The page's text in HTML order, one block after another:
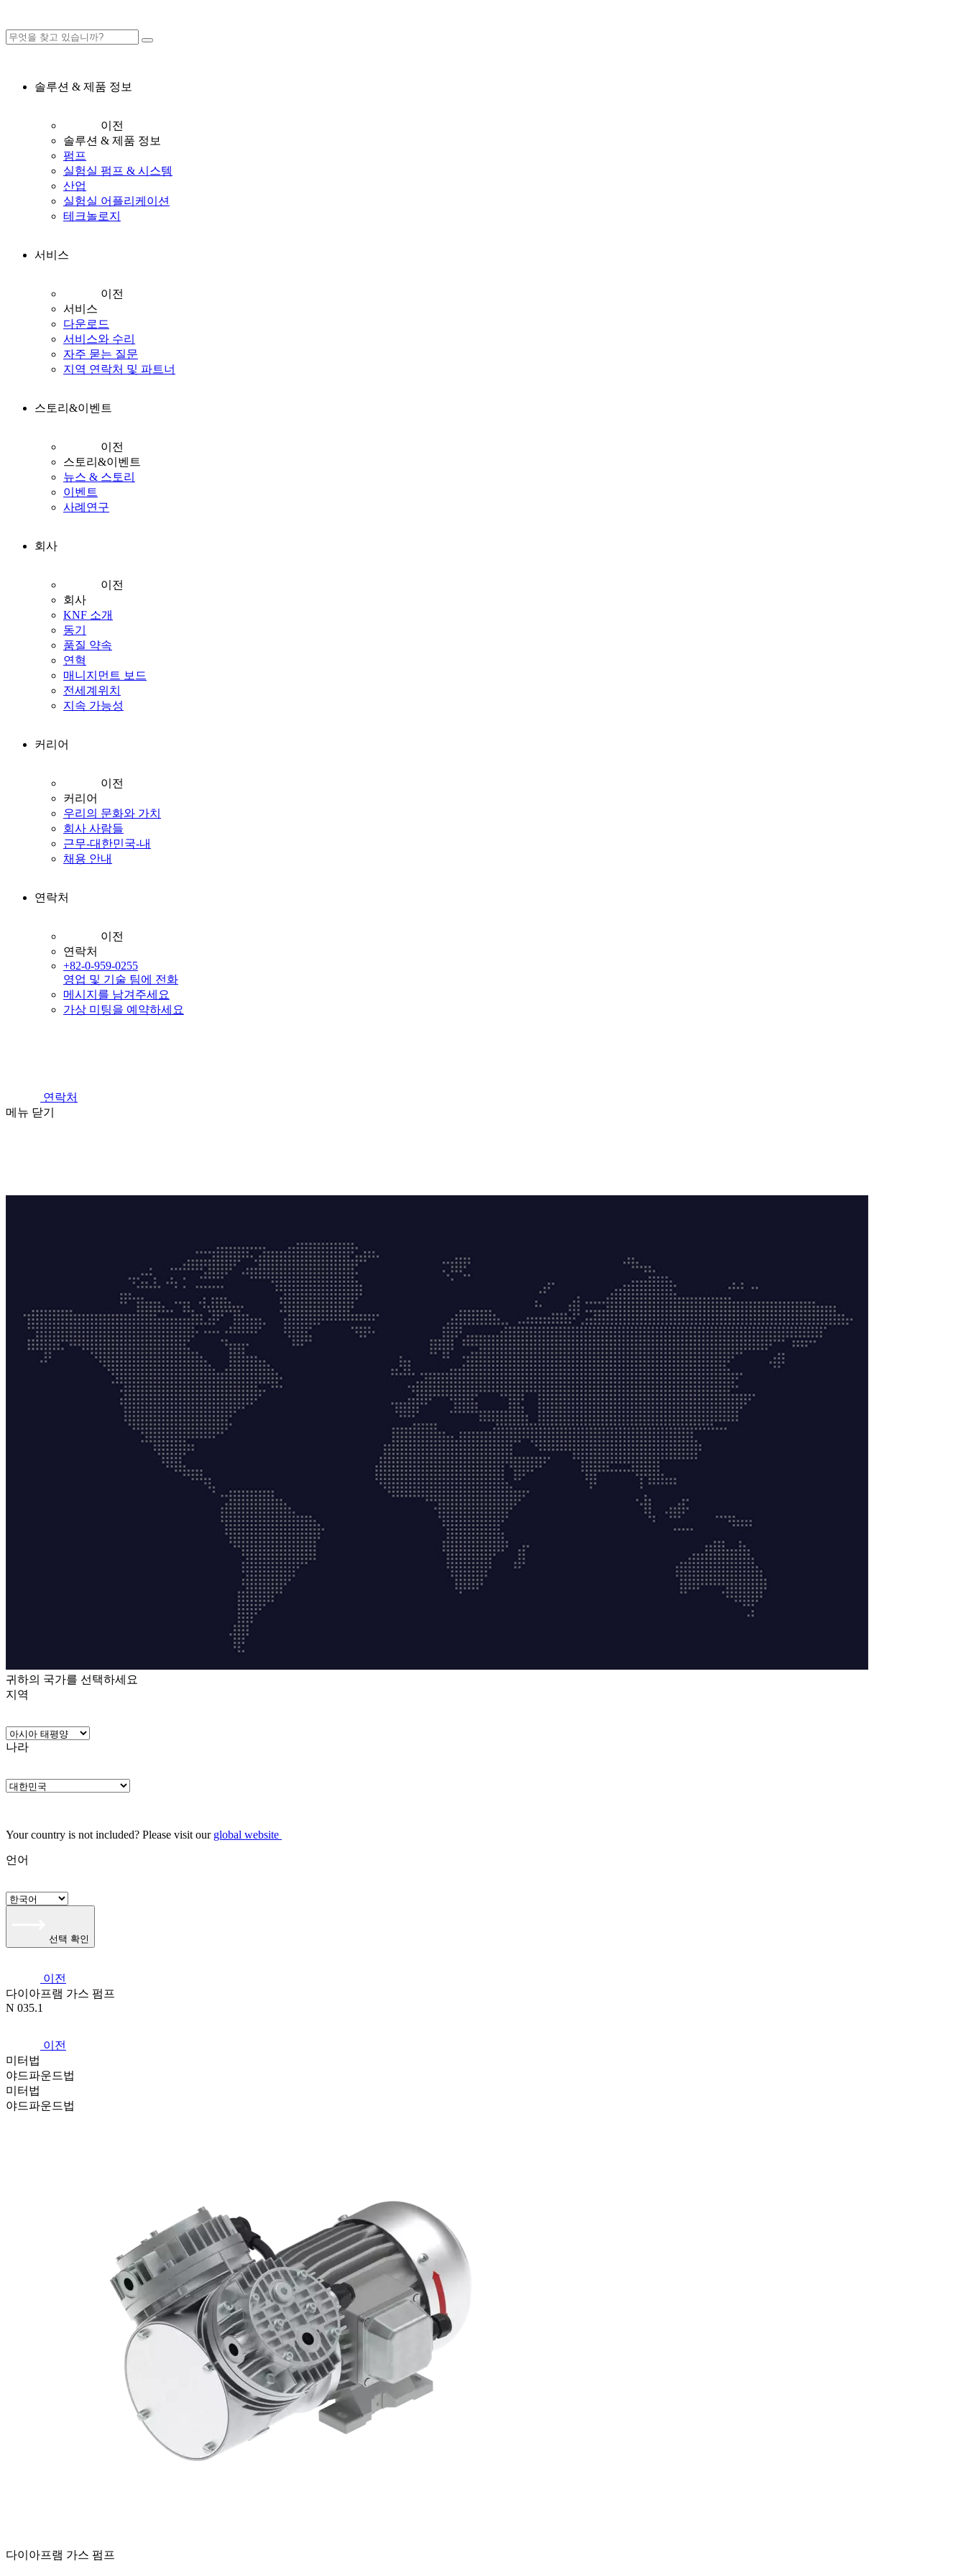
솔루션 & 제품 정보
이전
솔루션 & 제품 정보
펌프
실험실 펌프 & 시스템
산업
실험실 어플리케이션
테크놀로지
서비스
이전
서비스
다운로드
서비스와 수리
자주 묻는 질문
지역 연락처 및 파트너
스토리&이벤트
이전
스토리&이벤트
뉴스 & 스토리
이벤트
사례연구
회사
이전
회사
KNF 소개
동기
품질 약속
연혁
매니지먼트 보드
전세계위치
지속 가능성
커리어
이전
커리어
우리의 문화와 가치
회사 사람들
근무-대한민국-내
채용 안내
연락처
이전
연락처
+82-0-959-0255
영업 및 기술 팀에 전화
메시지를 남겨주세요
가상 미팅을 예약하세요
연락처
메뉴 닫기
귀하의 국가를 선택하세요
지역
나라
Your country is not included? Please visit our global website
언어
선택 확인
이전
다이아프램 가스 펌프
N 035.1
이전
미터법
야드파운드법
미터법
야드파운드법
다이아프램 가스 펌프